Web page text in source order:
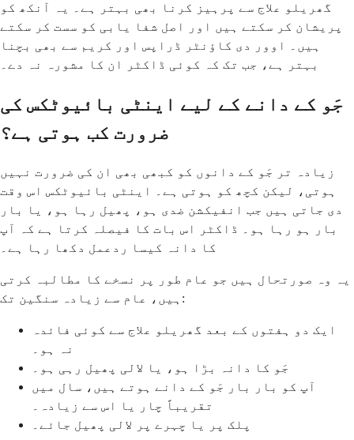
گھریلو علاج سے پرہیز کرنا بھی بہتر ہے۔ یہ آنکھ کو
پریشان کر سکتے ہیں اور اصل شفا یابی کو سست کر سکتے
ہیں۔ اوور دی کاؤنٹر ڈراپس اور کریم سے بھی بچنا
بہتر ہے، جب تک کہ کوئی ڈاکٹر ان کا مشورہ نہ دے۔
جَو کے دانے کے لیے اینٹی بائیوٹکس کی
ضرورت کب ہوتی ہے؟
زیادہ تر جَو کے دانوں کو کبھی بھی ان کی ضرورت نہیں
ہوتی، لیکن کچھ کو ہوتی ہے۔ اینٹی بائیوٹکس اس وقت
دی جاتی ہیں جب انفیکشن ضدی ہو، پھیل رہا ہو، یا بار
بار ہو رہا ہو۔ ڈاکٹر اس بات کا فیصلہ کرتا ہے کہ آپ
کا دانہ کیسا ردعمل دکھا رہا ہے۔
یہ وہ صورتحال ہیں جو عام طور پر نسخے کا مطالبہ کرتی
ہیں، عام سے زیادہ سنگین تک:
ایک دو ہفتوں کے بعد گھریلو علاج سے کوئی فائدہ
نہ ہو۔
جَو کا دانہ بڑا ہو، یا لالی پھیل رہی ہو۔
آپ کو بار بار جَو کے دانے ہوتے ہیں، سال میں
تقریباً چار یا اس سے زیادہ۔
پلک پر یا چہرے پر لالی پھیل جائے۔